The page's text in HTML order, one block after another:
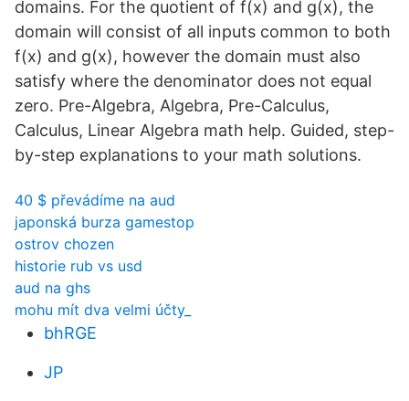
domains. For the quotient of f(x) and g(x), the
domain will consist of all inputs common to both
f(x) and g(x), however the domain must also
satisfy where the denominator does not equal
zero. Pre-Algebra, Algebra, Pre-Calculus,
Calculus, Linear Algebra math help. Guided, step-
by-step explanations to your math solutions.
40 $ převádíme na aud
japonská burza gamestop
ostrov chozen
historie rub vs usd
aud na ghs
mohu mít dva velmi účty_
bhRGE
JP